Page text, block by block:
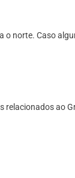
norte. Caso
ao